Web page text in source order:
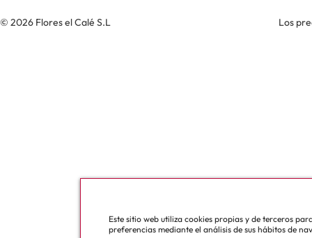
© 2026 Flores el Calé S.L Los
Este sitio web utiliza cookies propias y de terceros
preferencias mediante el análisis de sus hábitos de